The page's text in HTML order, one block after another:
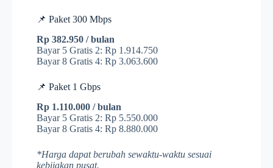
📌 Paket 300 Mbps
Rp 382.950 / bulan
Bayar 5 Gratis 2: Rp 1.914.750
Bayar 8 Gratis 4: Rp 3.063.600
📌 Paket 1 Gbps
Rp 1.110.000 / bulan
Bayar 5 Gratis 2: Rp 5.550.000
Bayar 8 Gratis 4: Rp 8.880.000
*Harga dapat berubah sewaktu-waktu sesuai
kebijakan pusat.